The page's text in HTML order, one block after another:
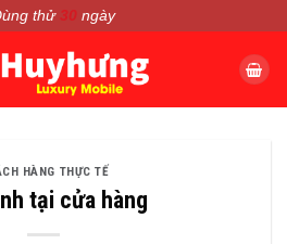
thử 30 ngày
HÀNG THỰC TẾ
tại cửa hàng